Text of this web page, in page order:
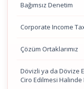
Bağımsız Denetim
Corporate Income
Çözüm Ortaklarımız
Dövizli ya da Dövize
Ciro Edilmesi Halinde